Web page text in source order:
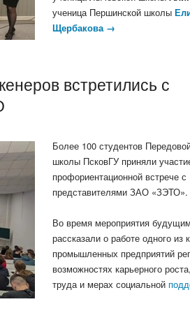
ученица Першинской школы
Щербакова →
встретились с
Более 100 студентов
школы ПсковГУ приняли
профориентационной встрече с
представителями ЗАО «ЗЭТО».
Во время мероприятия
рассказали о работе одного из
промышленных предприятий
возможностях карьерного
труда и мерах социальной